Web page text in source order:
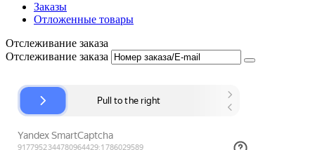
Заказы
Отложенные товары
Отслеживание заказа
Отслеживание заказа